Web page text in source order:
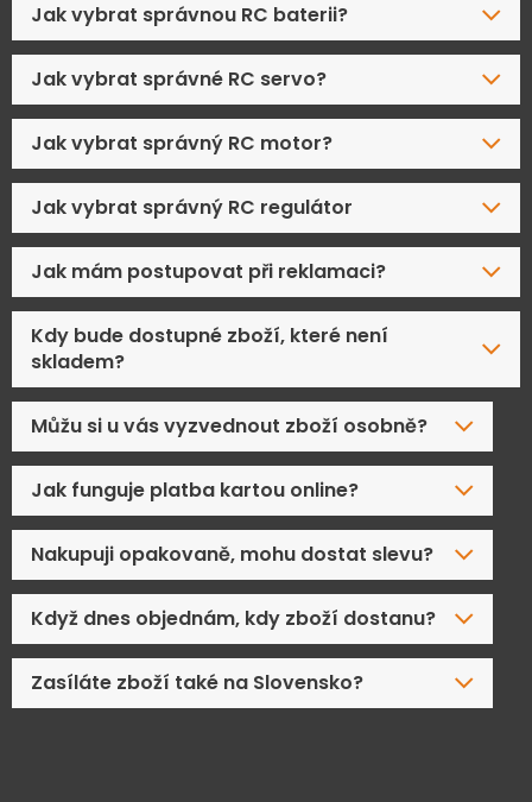
Jak vybrat správnou RC baterii?
Jak vybrat správné RC servo?
Jak vybrat správný RC motor?
Jak vybrat správný RC regulátor
Jak mám postupovat při reklamaci?
Kdy bude dostupné zboží, které není
skladem?
Můžu si u vás vyzvednout zboží osobně?
Jak funguje platba kartou online?
Nakupuji opakovaně, mohu dostat slevu?
Když dnes objednám, kdy zboží dostanu?
Zasíláte zboží také na Slovensko?